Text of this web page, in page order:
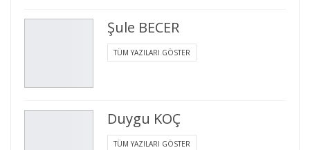
Şule BECER
TÜM YAZILARI GÖSTER
Duygu KOÇ
TÜM YAZILARI GÖSTER